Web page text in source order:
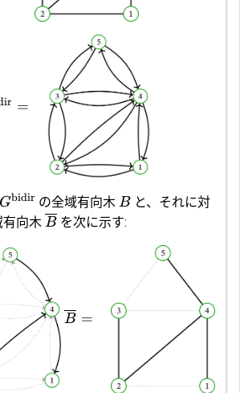
=
Gbidir の全域有向木 Bと、それに対
有向木 B を次に示す:
B =